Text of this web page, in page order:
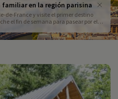
familiar en la región parisina
de-France y visite el primer destino
el fin de semana para pasear por el
Dame de París.